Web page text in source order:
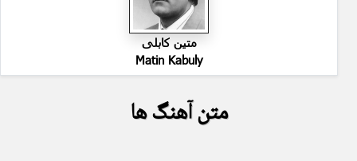
متین کابلی
Matin Kabuly
متن آهنگ ها